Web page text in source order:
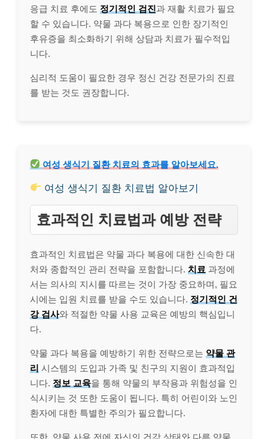
응급 치료 후에도 정기적인 검진과 재활 치료가 필요
할 수 있습니다. 약물 과다 복용으로 인한 장기적인
후유증을 최소화하기 위해 상담과 치료가 필수적입
니다.
심리적 도움이 필요한 경우 정신 건강 전문가의 진료
를 받는 것도 권장합니다.
여성 생식기 질환 치료의 효과를 알아보세요.
여성 생식기 질환 치료법 알아보기
효과적인 치료법과 예방 전략
효과적인 치료법은 약물 과다 복용에 대한 신속한 대
처와 종합적인 관리 전략을 포함합니다. 치료 과정에
서는 의사의 지시를 따르는 것이 가장 중요하며, 필요
시에는 입원 치료를 받을 수도 있습니다. 정기적인 건
강 검사와 적절한 약물 사용 교육은 예방의 핵심입니
다.
약물 과다 복용을 예방하기 위한 전략으로는 약물 관
리 시스템의 도입과 가족 및 친구의 지원이 효과적입
니다. 정보 교육을 통해 약물의 부작용과 위험성을 인
식시키는 것 또한 도움이 됩니다. 특히 어린이와 노인
환자에 대한 특별한 주의가 필요합니다.
또한, 약물 사용 전에 자신의 건강 상태와 다른 약물